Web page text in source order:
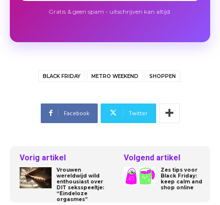
Gratis & geen spam - uitschrijven kan altijd.
BLACK FRIDAY METRO WEEKEND SHOPPEN
Facebook Twitter
Vorig artikel
Vrouwen
wereldwijd wild
enthousiast over
DIT seksspeeltje:
“Eindeloze
orgasmes”
Volgend artikel
Zes tips voor
Black Friday:
keep calm and
shop online